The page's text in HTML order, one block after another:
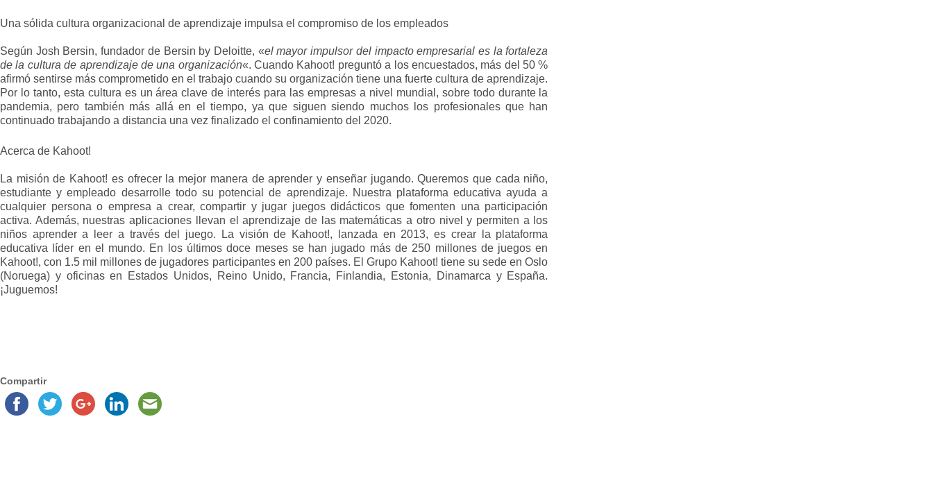
Una sólida cultura organizacional de aprendizaje impulsa el compromiso de los empleados
Según Josh Bersin, fundador de Bersin by Deloitte, «el mayor impulsor del impacto empresarial es la fortaleza
de la cultura de aprendizaje de una organización«. Cuando Kahoot! preguntó a los encuestados, más del 50 %
afirmó sentirse más comprometido en el trabajo cuando su organización tiene una fuerte cultura de aprendizaje.
Por lo tanto, esta cultura es un área clave de interés para las empresas a nivel mundial, sobre todo durante la
pandemia, pero también más allá en el tiempo, ya que siguen siendo muchos los profesionales que han
continuado trabajando a distancia una vez finalizado el confinamiento del 2020.
Acerca de Kahoot!
La misión de Kahoot! es ofrecer la mejor manera de aprender y enseñar jugando. Queremos que cada niño,
estudiante y empleado desarrolle todo su potencial de aprendizaje. Nuestra plataforma educativa ayuda a
cualquier persona o empresa a crear, compartir y jugar juegos didácticos que fomenten una participación
activa. Además, nuestras aplicaciones llevan el aprendizaje de las matemáticas a otro nivel y permiten a los
niños aprender a leer a través del juego. La visión de Kahoot!, lanzada en 2013, es crear la plataforma
educativa líder en el mundo. En los últimos doce meses se han jugado más de 250 millones de juegos en
Kahoot!, con 1.5 mil millones de jugadores participantes en 200 países. El Grupo Kahoot! tiene su sede en Oslo
(Noruega) y oficinas en Estados Unidos, Reino Unido, Francia, Finlandia, Estonia, Dinamarca y España.
¡Juguemos!
Compartir